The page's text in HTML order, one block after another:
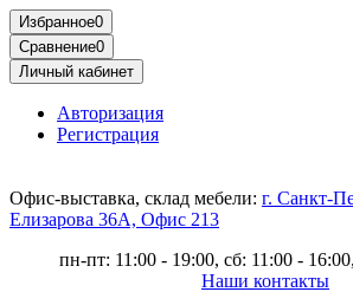
Избранное0
Сравнение0
Личный кабинет
Авторизация
Регистрация
Офис-выставка, склад мебели: г. Санкт-
Елизарова 36А, Офис 213
пн-пт: 11:00 - 19:00, сб: 11:00 -
Наши контакты